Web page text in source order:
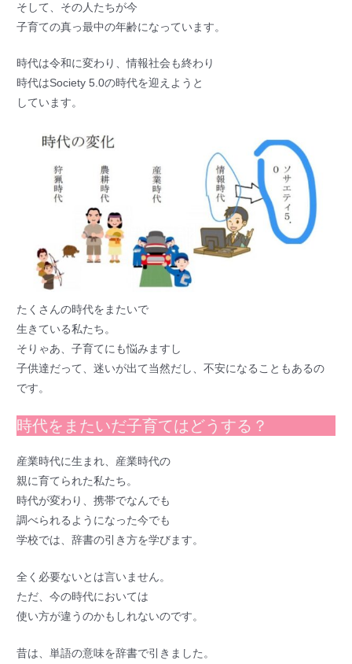
そして、その人たちが今
子育ての真っ最中の年齢になっています。
時代は令和に変わり、情報社会も終わり
時代はSociety 5.0の時代を迎えようと
しています。
たくさんの時代をまたいで
生きている私たち。
そりゃあ、子育てにも悩みますし
子供達だって、迷いが出て当然だし、不安になることもあるの
です。
時代をまたいだ子育てはどうする？
産業時代に生まれ、産業時代の
親に育てられた私たち。
時代が変わり、携帯でなんでも
調べられるようになった今でも
学校では、辞書の引き方を学びます。
全く必要ないとは言いません。
ただ、今の時代においては
使い方が違うのかもしれないのです。
昔は、単語の意味を辞書で引きました。